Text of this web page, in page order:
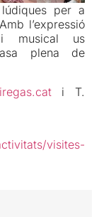
per a
l’expressió
musical us
plena de
i T.
visites-